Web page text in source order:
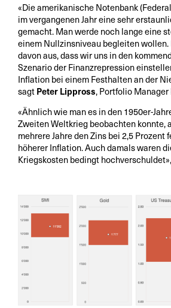
«Die amerikanische Notenbank
im vergangenen Jahr eine sehr
gemacht. Man werde noch lange eine
einem Nullzinsniveau begleiten wollen.
davon aus, dass wir uns in den
Szenario der Finanzrepression
Inflation bei einem Festhalten an der
sagt Peter Lippross, Portfolio Manager
«Ähnlich wie man es in den 1950er-
Zweiten Weltkrieg beobachten konnte,
mehrere Jahre den Zins bei 2,5 Prozent
höherer Inflation. Auch damals waren
Kriegskosten bedingt